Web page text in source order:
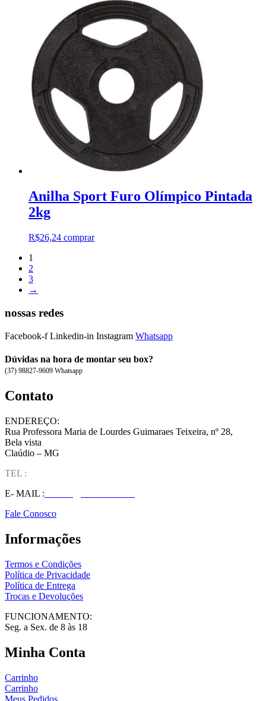
Anilha Sport Furo Olímpico Pintada
2kg
R$26,24 comprar
1
2
3
→
nossas redes
Facebook-f Linkedin-in Instagram Whatsapp
Dúvidas na hora de montar seu box?
(37) 98827-9609 Whatsapp
Contato
ENDEREÇO:
Rua Professora Maria de Lourdes Guimaraes Teixeira, nº 28,
Bela vista
Claúdio – MG
TEL :
E- MAIL :
Fale Conosco
Informações
Termos e Condições
Política de Privacidade
Política de Entrega
Trocas e Devoluções
FUNCIONAMENTO:
Seg. a Sex. de 8 às 18
Minha Conta
Carrinho
Carrinho
Meus Pedidos